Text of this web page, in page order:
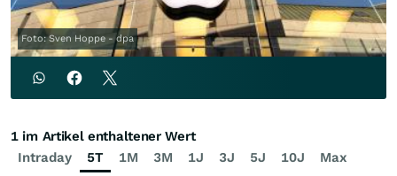
Foto: Sven Hoppe - dpa
Intraday 5T 1M 3M 1J 3J 5J 10J Max
1 im Artikel enthaltener Wert